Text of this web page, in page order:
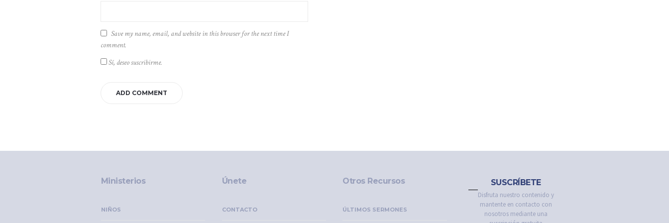
Save my name, email, and website in this browser for the next time I
comment.
Sí, deseo suscribirme.
Ministerios
NIÑOS
Únete
CONTACTO
Otros Recursos
ÚLTIMOS SERMONES
SUSCRÍBETE
Disfruta nuestro contenido y
mantente en contacto con
nosotros mediante una